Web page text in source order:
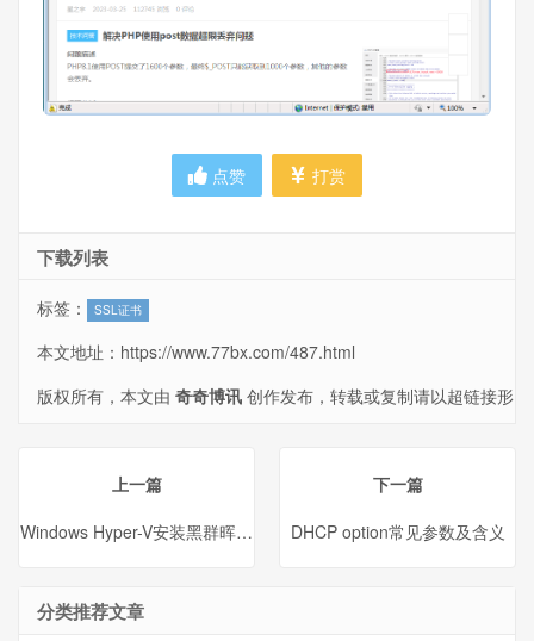
点赞 打赏
下载列表
标签： SSL证书
本文地址： https://www.77bx.com/487.html
版权所有，本文由 奇奇博讯 创作发布，转载或复制请以超链接形
上一篇
Windows Hyper-V安装黑群晖DSM5.2
下一篇
DHCP option常见参数及含义
分类推荐文章